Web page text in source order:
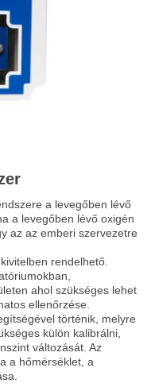
a levegőben lévő
a levegőben lévő oxigén
az az emberi szervezetre
rendelhető.
ahol szükséges lehet
ellenőrzése.
történik, melyre
külön kalibrálni,
változását. Az
a hőmérséklet, a